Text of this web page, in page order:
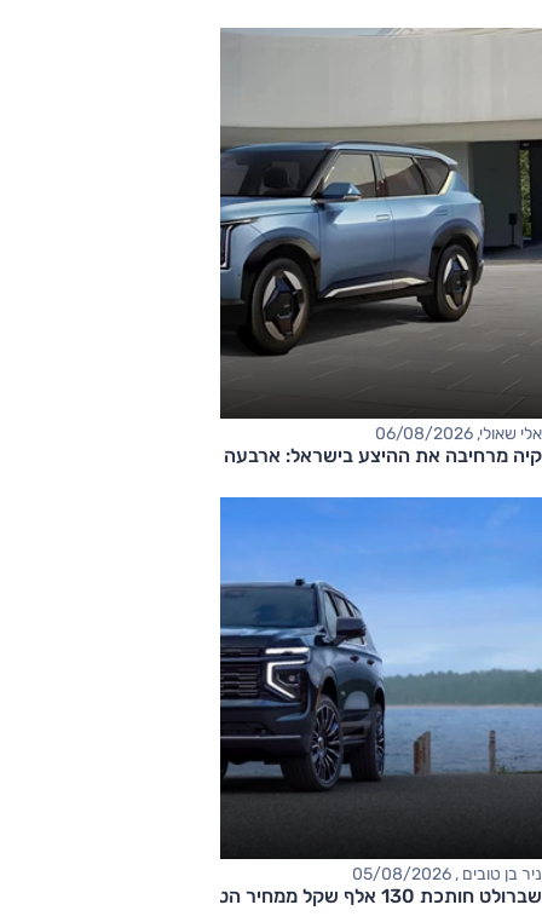
אלי שאולי, 06/08/2026
קיה מרחיבה את ההיצע בישראל: ארבעה דגמים חדשים בדרך
ניר בן טובים , 05/08/2026
שברולט חותכת 130 אלף שקל ממחיר הטאהו